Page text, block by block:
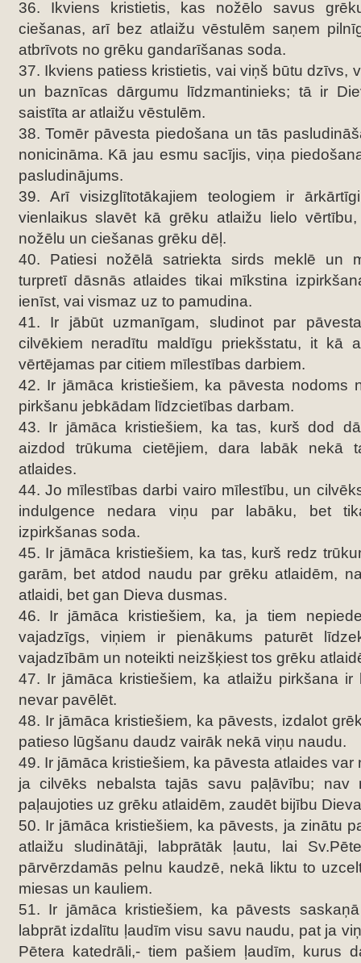
36. Ikviens kristietis, kas nožēlo savus
ciešanas, arī bez atlaižu vēstulēm saņem
atbrīvots no grēku gandarīšanas soda.
37. Ikviens patiess kristietis, vai viņš būtu dzīvs,
un baznīcas dārgumu līdzmantinieks; tā ir
saistīta ar atlaižu vēstulēm.
38. Tomēr pāvesta piedošana un tās
nonicināma. Kā jau esmu sacījis, viņa
pasludinājums.
39. Arī visizglītotākajiem teologiem ir
vienlaikus slavēt kā grēku atlaižu lielo
nožēlu un ciešanas grēku dēļ.
40. Patiesi nožēlā satriekta sirds meklē un
turpretī dāsnās atlaides tikai mīkstina
ienīst, vai vismaz uz to pamudina.
41. Ir jābūt uzmanīgam, sludinot par
cilvēkiem neradītu maldīgu priekšstatu, it kā
vērtējamas par citiem mīlestības darbiem.
42. Ir jāmāca kristiešiem, ka pāvesta nodoms
pirkšanu jebkādam līdzcietības darbam.
43. Ir jāmāca kristiešiem, ka tas, kurš dod
aizdod trūkuma cietējiem, dara labāk nekā
atlaides.
44. Jo mīlestības darbi vairo mīlestību, un
indulgence nedara viņu par labāku, bet
izpirkšanas soda.
45. Ir jāmāca kristiešiem, ka tas, kurš redz
garām, bet atdod naudu par grēku atlaidēm,
atlaidi, bet gan Dieva dusmas.
46. Ir jāmāca kristiešiem, ka, ja tiem
vajadzīgs, viņiem ir pienākums paturēt
vajadzībām un noteikti neizšķiest tos grēku
47. Ir jāmāca kristiešiem, ka atlaižu pirkšana ir
nevar pavēlēt.
48. Ir jāmāca kristiešiem, ka pāvests, izdalot
patieso lūgšanu daudz vairāk nekā viņu naudu.
49. Ir jāmāca kristiešiem, ka pāvesta atlaides var
ja cilvēks nebalsta tajās savu paļāvību; nav
paļaujoties uz grēku atlaidēm, zaudēt bijību
50. Ir jāmāca kristiešiem, ka pāvests, ja zinātu
atlaižu sludinātāji, labprātāk ļautu, lai
pārvērzdamās pelnu kaudzē, nekā liktu to
miesas un kauliem.
51. Ir jāmāca kristiešiem, ka pāvests
labprāt izdalītu ļaudīm visu savu naudu, pat ja
Pētera katedrāli,- tiem pašiem ļaudīm, kurus